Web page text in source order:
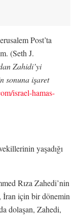
Post’ta
(Seth J.
Zahidi’yi
sonuna işaret
israel-hamas-
yaşadığı
Rıza Zahedi’nin
İran için bir dönemin
dolaşan, Zahedi,